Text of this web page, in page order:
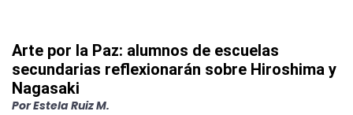
Arte por la Paz: alumnos de escuelas
secundarias reflexionarán sobre Hiroshima y
Nagasaki
PorEstela Ruiz M.